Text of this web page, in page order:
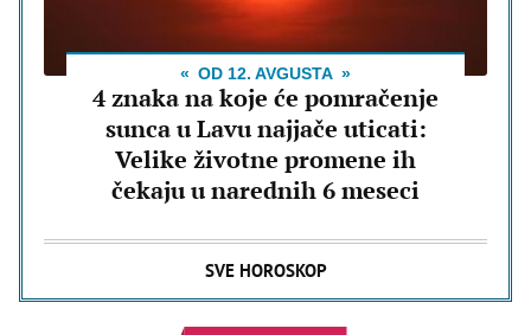
OD 12. AVGUSTA
4 znaka na koje će pomračenje
sunca u Lavu najjače uticati:
Velike životne promene ih
čekaju u narednih 6 meseci
SVE HOROSKOP